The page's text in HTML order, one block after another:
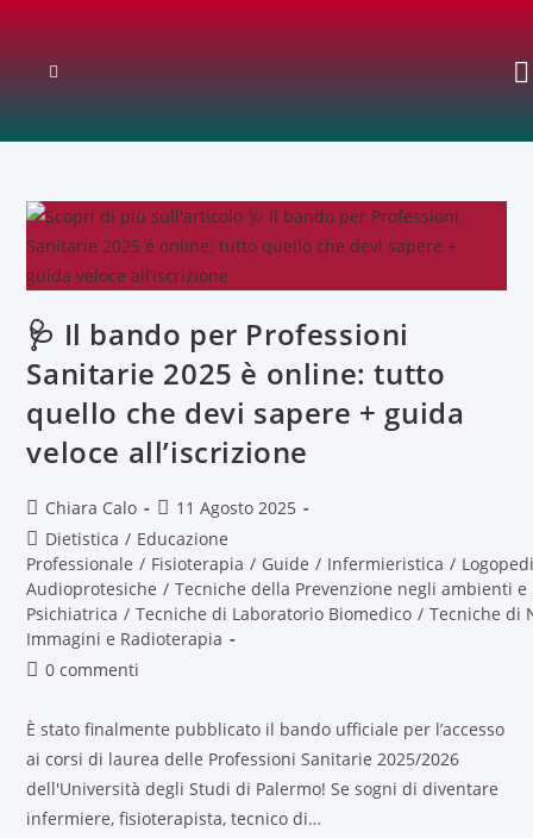
🩺 Il bando per Professioni
Sanitarie 2025 è online: tutto
quello che devi sapere + guida
veloce all’iscrizione
Chiara Calo
11 Agosto 2025
Dietistica / Educazione
Professionale / Fisioterapia / Guide / Infermieristica /
Audioprotesiche / Tecniche della Prevenzione negli ambienti
Psichiatrica / Tecniche di Laboratorio Biomedico / Tecniche di
Immagini e Radioterapia
0 commenti
È stato finalmente pubblicato il bando ufficiale per l’accesso
ai corsi di laurea delle Professioni Sanitarie 2025/2026
dell'Università degli Studi di Palermo! Se sogni di diventare
infermiere, fisioterapista, tecnico di…